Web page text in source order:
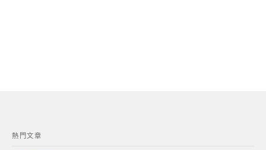
熱門文章